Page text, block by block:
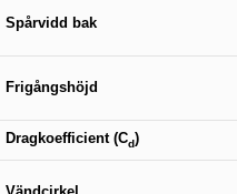
Spårvidd bak
Frigångshöjd
Dragkoefficient (Cd)